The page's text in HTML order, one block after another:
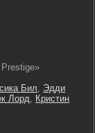
Бил, Эдди
Лорд, Кристин